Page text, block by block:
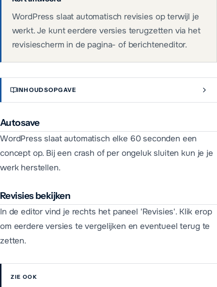
WordPress slaat automatisch revisies op terwijl je
werkt. Je kunt eerdere versies terugzetten via het
revisiescherm in de pagina- of berichteneditor.
INHOUDSOPGAVE
Autosave
WordPress slaat automatisch elke 60 seconden een
concept op. Bij een crash of per ongeluk sluiten kun je je
werk herstellen.
Revisies bekijken
In de editor vind je rechts het paneel 'Revisies'. Klik erop
om eerdere versies te vergelijken en eventueel terug te
zetten.
ZIE OOK